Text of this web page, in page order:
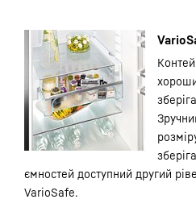
ємностей доступний другий
VarioSafe.